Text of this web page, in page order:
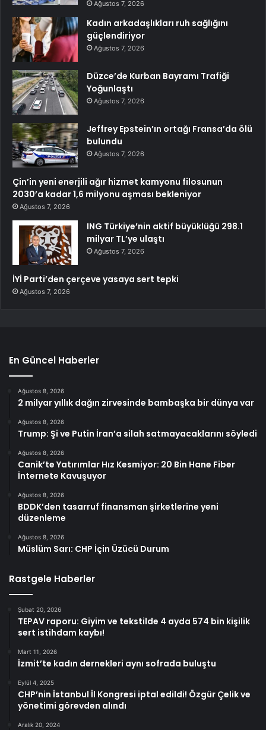
Ağustos 7, 2026
Kadın arkadaşlıkları ruh sağlığını
güçlendiriyor
Ağustos 7, 2026
Düzce’de Kurban Bayramı Trafiği
Yoğunlaştı
Ağustos 7, 2026
Jeffrey Epstein’ın ortağı Fransa’da ölü
bulundu
Ağustos 7, 2026
Çin’in yeni enerjili ağır hizmet kamyonu filosunun
2030’a kadar 1,6 milyonu aşması bekleniyor
Ağustos 7, 2026
ING Türkiye’nin aktif büyüklüğü 298.1
milyar TL’ye ulaştı
Ağustos 7, 2026
İYİ Parti’den çerçeve yasaya sert tepki
Ağustos 7, 2026
En Güncel Haberler
Ağustos 8, 2026
2 milyar yıllık dağın zirvesinde bambaşka bir dünya var
Ağustos 8, 2026
Trump: Şi ve Putin İran’a silah satmayacaklarını söyledi
Ağustos 8, 2026
Canik’te Yatırımlar Hız Kesmiyor: 20 Bin Hane Fiber
İnternete Kavuşuyor
Ağustos 8, 2026
BDDK’den tasarruf finansman şirketlerine yeni
düzenleme
Ağustos 8, 2026
Müslüm Sarı: CHP İçin Üzücü Durum
Rastgele Haberler
Şubat 20, 2026
TEPAV raporu: Giyim ve tekstilde 4 ayda 574 bin kişilik
sert istihdam kaybı!
Mart 11, 2026
İzmit’te kadın dernekleri aynı sofrada buluştu
Eylül 4, 2025
CHP’nin İstanbul İl Kongresi iptal edildi! Özgür Çelik ve
yönetimi görevden alındı
Aralık 20, 2024